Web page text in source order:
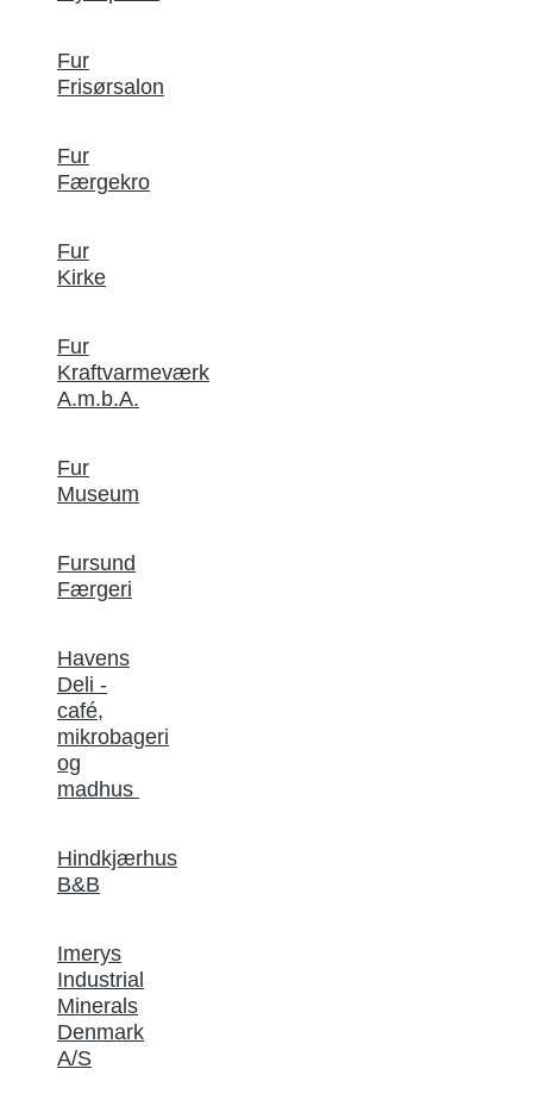
Fur
Frisørsalon
Fur
Færgekro
Fur
Kirke
Fur
Kraftvarmeværk
A.m.b.A.
Fur
Museum
Fursund
Færgeri
Havens
Deli -
café,
mikrobageri
og
madhus
Hindkjærhus
B&B
Imerys
Industrial
Minerals
Denmark
A/S